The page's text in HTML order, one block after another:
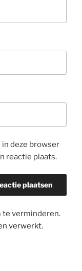
in deze browser
reactie plaats.
te verminderen.
verwerkt.